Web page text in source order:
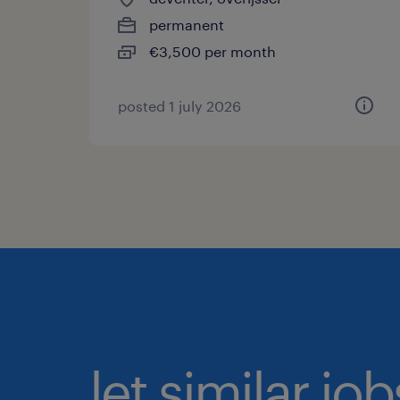
permanent
€3,500 per month
posted 1 july 2026